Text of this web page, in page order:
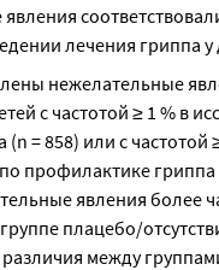
лечения гриппа у
нежелательные
с частотой ≥ 1 % в
= 858) или с частотой
профилактике гриппа
явления более
плацебо/
между